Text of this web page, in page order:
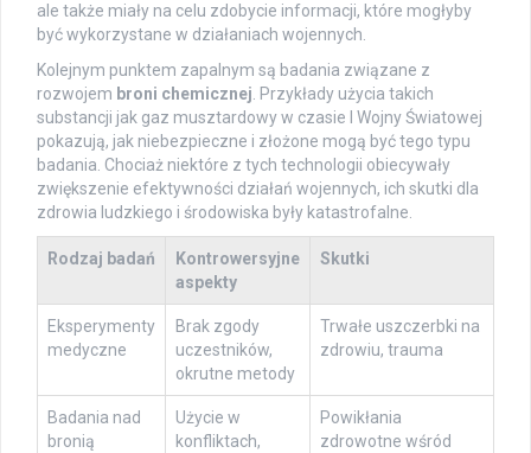
ale także miały na celu zdobycie informacji, które mogłyby
być wykorzystane w działaniach wojennych.
Kolejnym punktem zapalnym są badania związane z
rozwojem broni chemicznej. Przykłady użycia takich
substancji jak gaz musztardowy w czasie I Wojny Światowej
pokazują, jak niebezpieczne i złożone mogą być tego typu
badania. Chociaż niektóre z tych technologii obiecywały
zwiększenie efektywności działań wojennych, ich skutki dla
zdrowia ludzkiego i środowiska były katastrofalne.
Rodzaj badań
Kontrowersyjne
aspekty
Skutki
Eksperymenty
medyczne
Brak zgody
uczestników,
okrutne metody
Trwałe uszczerbki na
zdrowiu, trauma
Badania nad
bronią
Użycie w
konfliktach,
Powikłania
zdrowotne wśród